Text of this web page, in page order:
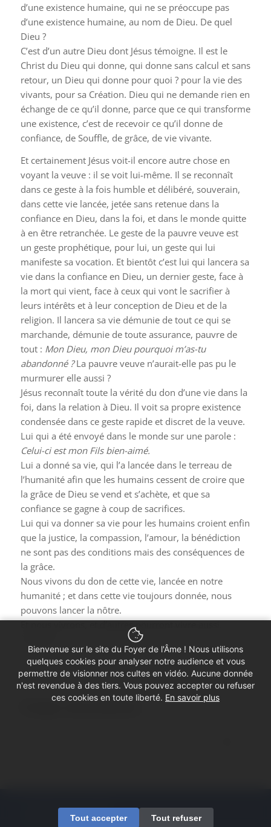
d’une existence humaine, qui ne se préoccupe pas
d’une existence humaine, au nom de Dieu. De quel
Dieu ?
C’est d’un autre Dieu dont Jésus témoigne. Il est le
Christ du Dieu qui donne, qui donne sans calcul et sans
retour, un Dieu qui donne pour quoi ? pour la vie des
vivants, pour sa Création. Dieu qui ne demande rien en
échange de ce qu’il donne, parce que ce qui transforme
une existence, c’est de recevoir ce qu’il donne de
confiance, de Souffle, de grâce, de vie vivante.
Et certainement Jésus voit-il encore autre chose en
voyant la veuve : il se voit lui-même. Il se reconnaît
dans ce geste à la fois humble et délibéré, souverain,
dans cette vie lancée, jetée sans retenue dans la
confiance en Dieu, dans la foi, et dans le monde quitte
à en être retranchée. Le geste de la pauvre veuve est
un geste prophétique, pour lui, un geste qui lui
manifeste sa vocation. Et bientôt c’est lui qui lancera sa
vie dans la confiance en Dieu, un dernier geste, face à
la mort qui vient, face à ceux qui vont le sacrifier à
leurs intérêts et à leur conception de Dieu et de la
religion. Il lancera sa vie démunie de tout ce qui se
marchande, démunie de toute assurance, pauvre de
tout : Mon Dieu, mon Dieu pourquoi m’as-tu
abandonné ?La pauvre veuve n’aurait-elle pas pu le
murmurer elle aussi ?
Jésus reconnaît toute la vérité du don d’une vie dans la
foi, dans la relation à Dieu. Il voit sa propre existence
condensée dans ce geste rapide et discret de la veuve.
Lui qui a été envoyé dans le monde sur une parole :
Celui-ci est mon Fils bien-aimé.
Lui a donné sa vie, qui l’a lancée dans le terreau de
l’humanité afin que les humains cessent de croire que
la grâce de Dieu se vend et s’achète, et que sa
confiance se gagne à coup de sacrifices.
Lui qui va donner sa vie pour les humains croient enfin
que la justice, la compassion, l’amour, la bénédiction
ne sont pas des conditions mais des conséquences de
la grâce.
Nous vivons du don de cette vie, lancée en notre
humanité ; et dans cette vie toujours donnée, nous
pouvons lancer la nôtre.
Et nous vivrons, et d’autres pourront vivre aussi.
Mentions légales
Contactez-nous
Bienvenue sur le site du Foyer de l'Âme ! Nous utilisons
quelques cookies pour analyser notre audience et vous
permettre de visionner nos cultes en vidéo. Aucune donnée
n'est revendue à des tiers. Vous pouvez accepter ou refuser
ces cookies en toute liberté. En savoir plus
Tout accepter Tout refuser